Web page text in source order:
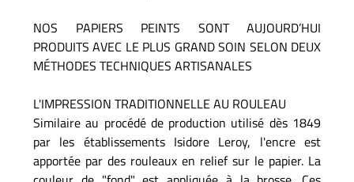
NOS PAPIERS PEINTS SONT AUJOURD’HUI
PRODUITS AVEC LE PLUS GRAND SOIN SELON DEUX
MÉTHODES TECHNIQUES ARTISANALES
L'IMPRESSION TRADITIONNELLE AU ROULEAU
Similaire au procédé de production utilisé dès 1849
par les établissements Isidore Leroy, l'encre est
apportée par des rouleaux en relief sur le papier. La